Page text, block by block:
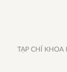
TẠP CHÍ KHOA